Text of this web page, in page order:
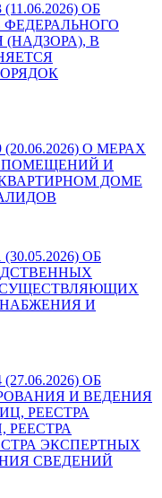
(11.06.2026) ОБ
В
(20.06.2026) О МЕРАХ
И
ДОМЕ
(30.05.2026) ОБ
И
(27.06.2026) ОБ
И ВЕДЕНИЯ
РЕЕСТРА
РЕЕСТРА
ЭКСПЕРТНЫХ
СВЕДЕНИЙ